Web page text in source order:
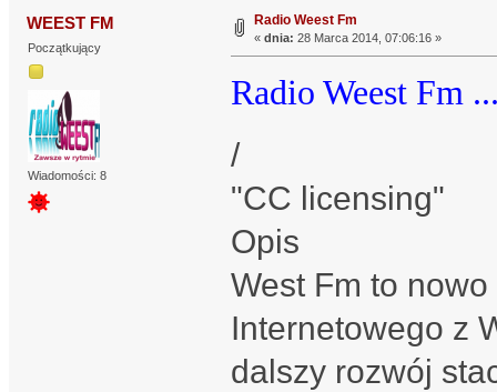
WEEST FM
Początkujący
Wiadomości: 8
Radio Weest Fm
« dnia: 28 Marca 2014, 07:06:16 »
Radio Weest Fm
/
"CC licensing"
Opis
West Fm to
Internetowego z
dalszy rozwój